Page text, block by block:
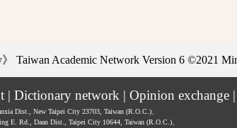
Taiwan Academic Network Version 6 ©2021
| Dictionary network | Opinion exchange |
Dist., New Taipei City 23703, Taiwan (R.O.C.)、
E. Rd., Daan Dist., Taipei City 10644, Taiwan (R.O.C.)、